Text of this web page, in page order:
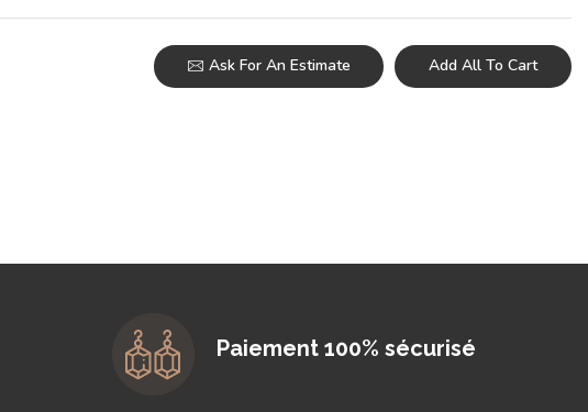
Ask For An Estimate Add All To Cart
Paiement 100% sécurisé